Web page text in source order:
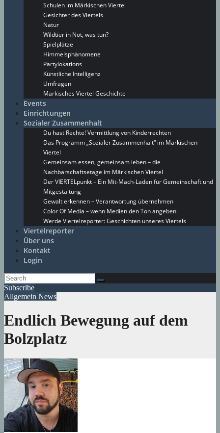
Schulen im Märkischen Viertel
Gesichter des Viertels
Natur
Wildtier in Not, was tun?
Spielplätze
Himmelsphänomene
Partylokations
Künstliche Intelligenz
Umfragen
Märkisches Viertel Geschichte
Events
Einrichtungen
Sozialer Zusammenhalt
Du hast Rechte! Vermittlung von Kinderrechten
Das Programm „Sozialer Zusammenhalt“ im Märkischen
Viertel
Gemeinsam essen, gemeinsam leben – die
Nachbarschaftsetage im Märkischen Viertel
Der VIERTELpunkt – Ein Mit-Mach-Laden für Gemeinschaft und
Mitgestaltung
Gewalt erkennen – Verantwortung übernehmen
Color Of Media – wenn Medien den Ton angeben
Werde Viertelreporter: Geschichten unseres Viertels
Viertelreporter
Über uns
Kontakt
Login
Subscribe
Allgemein News
Endlich Bewegung auf dem
Bolzplatz